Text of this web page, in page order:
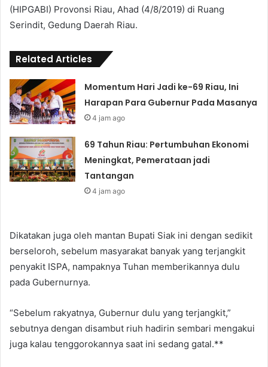
(HIPGABI) Provonsi Riau, Ahad (4/8/2019) di Ruang
Serindit, Gedung Daerah Riau.
Related Articles
Momentum Hari Jadi ke-69 Riau, Ini
Harapan Para Gubernur Pada Masanya
4 jam ago
69 Tahun Riau: Pertumbuhan Ekonomi
Meningkat, Pemerataan jadi
Tantangan
4 jam ago
Dikatakan juga oleh mantan Bupati Siak ini dengan sedikit
berseloroh, sebelum masyarakat banyak yang terjangkit
penyakit ISPA, nampaknya Tuhan memberikannya dulu
pada Gubernurnya.
“Sebelum rakyatnya, Gubernur dulu yang terjangkit,”
sebutnya dengan disambut riuh hadirin sembari mengakui
juga kalau tenggorokannya saat ini sedang gatal.**